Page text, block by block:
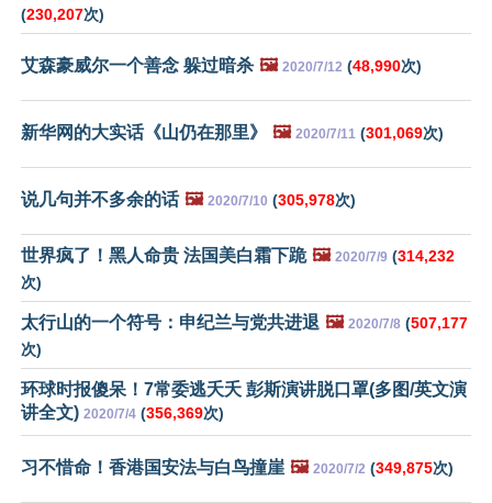
(230,207次)
艾森豪威尔一个善念 躲过暗杀 🖼️ 2020/7/12 (48,990次)
新华网的大实话《山仍在那里》 🖼️ 2020/7/11 (301,069次)
说几句并不多余的话 🖼️ 2020/7/10 (305,978次)
世界疯了！黑人命贵 法国美白霜下跪 🖼️ 2020/7/9 (314,232
次)
太行山的一个符号：申纪兰与党共进退 🖼️ 2020/7/8 (507,177
次)
环球时报傻呆！7常委逃夭夭 彭斯演讲脱口罩(多图/英文演
讲全文) 2020/7/4 (356,369次)
习不惜命！香港国安法与白鸟撞崖 🖼️ 2020/7/2 (349,875次)